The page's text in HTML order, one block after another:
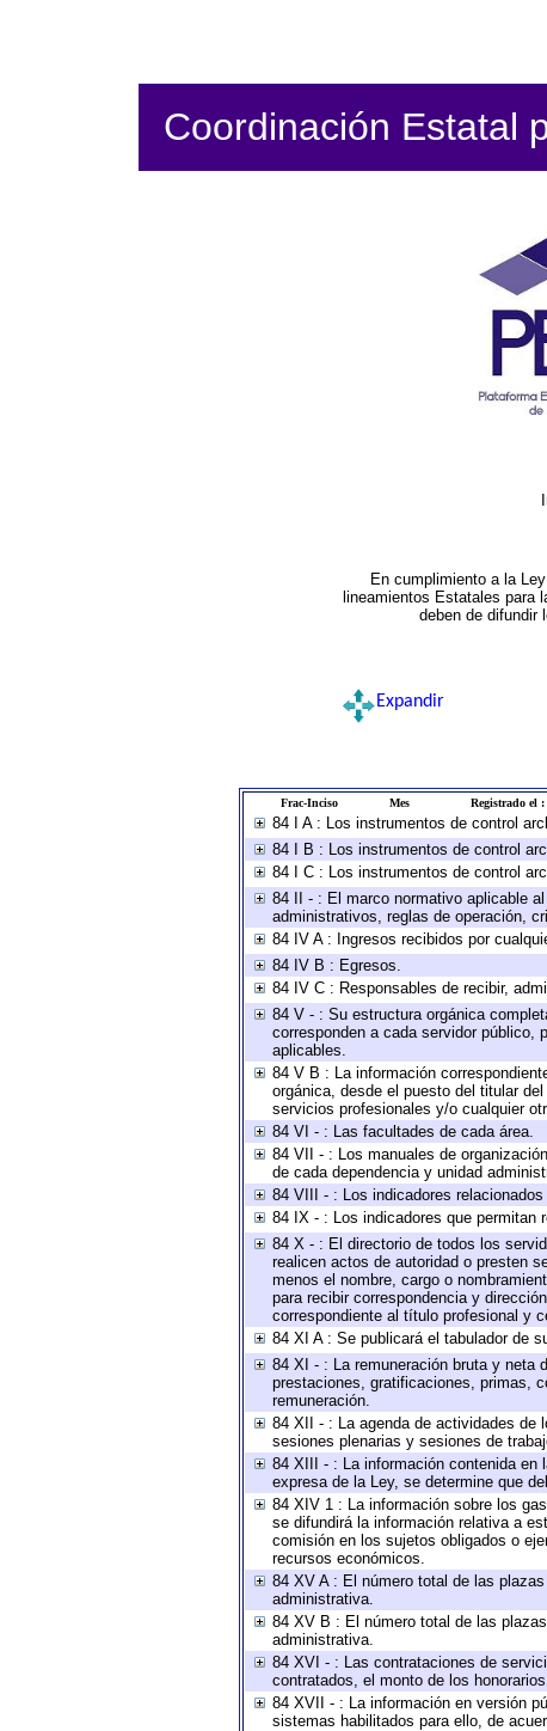
Coordinación Estatal
En cumplimiento a la
lineamientos Estatales para
deben de difundir
Expandir
Frac-Inciso Mes Registrado el :
84 I A : Los instrumentos de control
84 I B : Los instrumentos de control
84 I C : Los instrumentos de control
84 II - : El marco normativo aplicable
administrativos, reglas de operación,
84 IV A : Ingresos recibidos por
84 IV B : Egresos.
84 IV C : Responsables de recibir,
84 V - : Su estructura orgánica
corresponden a cada servidor público,
aplicables.
84 V B : La información
orgánica, desde el puesto del titular
servicios profesionales y/o cualquier
84 VI - : Las facultades de cada área.
84 VII - : Los manuales de
de cada dependencia y unidad
84 VIII - : Los indicadores
84 IX - : Los indicadores que permitan
84 X - : El directorio de todos los
realicen actos de autoridad o presten
menos el nombre, cargo o
para recibir correspondencia y
correspondiente al título profesional y
84 XI A : Se publicará el tabulador de
84 XI - : La remuneración bruta y neta
prestaciones, gratificaciones, primas,
remuneración.
84 XII - : La agenda de actividades de
sesiones plenarias y sesiones de
84 XIII - : La información contenida en
expresa de la Ley, se determine que
84 XIV 1 : La información sobre los
se difundirá la información relativa a
comisión en los sujetos obligados o
recursos económicos.
84 XV A : El número total de las
administrativa.
84 XV B : El número total de las
administrativa.
84 XVI - : Las contrataciones de
contratados, el monto de los
84 XVII - : La información en versión
sistemas habilitados para ello, de